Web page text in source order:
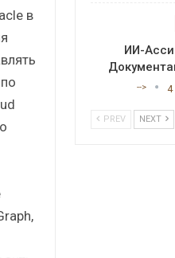
в
ИИ-
--> 4
PREV NEXT